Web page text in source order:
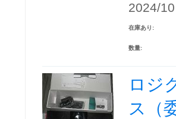
2024/10
在庫あり:
数量:
ロジ
ス（